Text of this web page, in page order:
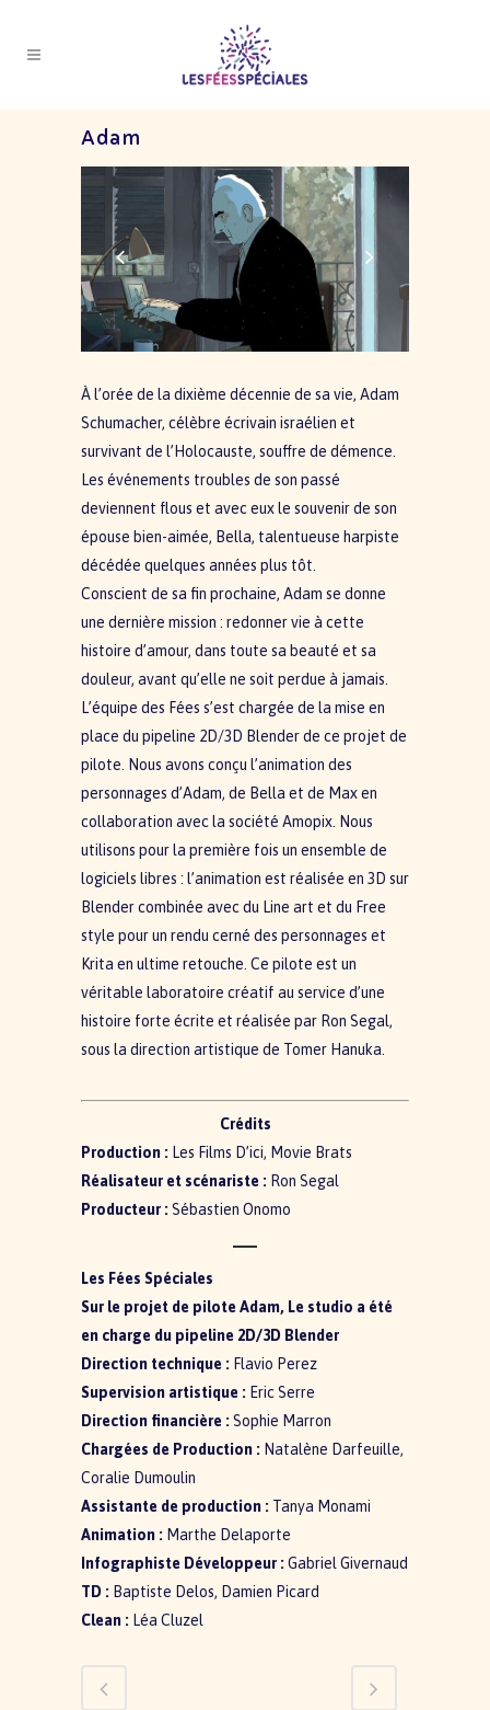
Adam
À l’orée de la dixième décennie de sa vie, Adam
Schumacher, célèbre écrivain israélien et
survivant de l’Holocauste, souffre de démence.
Les événements troubles de son passé
deviennent flous et avec eux le souvenir de son
épouse bien-aimée, Bella, talentueuse harpiste
décédée quelques années plus tôt.
Conscient de sa fin prochaine, Adam se donne
une dernière mission : redonner vie à cette
histoire d’amour, dans toute sa beauté et sa
douleur, avant qu’elle ne soit perdue à jamais.
L’équipe des Fées s’est chargée de la mise en
place du pipeline 2D/3D Blender de ce projet de
pilote. Nous avons conçu l’animation des
personnages d’Adam, de Bella et de Max en
collaboration avec la société Amopix. Nous
utilisons pour la première fois un ensemble de
logiciels libres : l’animation est réalisée en 3D sur
Blender combinée avec du Line art et du Free
style pour un rendu cerné des personnages et
Krita en ultime retouche. Ce pilote est un
véritable laboratoire créatif au service d’une
histoire forte écrite et réalisée par Ron Segal,
sous la direction artistique de Tomer Hanuka.
Crédits
Production : Les Films D’ici, Movie Brats
Réalisateur et scénariste : Ron Segal
Producteur : Sébastien Onomo
Les Fées Spéciales
Sur le projet de pilote Adam, Le studio a été
en charge du pipeline 2D/3D Blender
Direction technique : Flavio Perez
Supervision artistique : Eric Serre
Direction financière : Sophie Marron
Chargées de Production : Natalène Darfeuille,
Coralie Dumoulin
Assistante de production : Tanya Monami
Animation : Marthe Delaporte
Infographiste Développeur : Gabriel Givernaud
TD : Baptiste Delos, Damien Picard
Clean : Léa Cluzel